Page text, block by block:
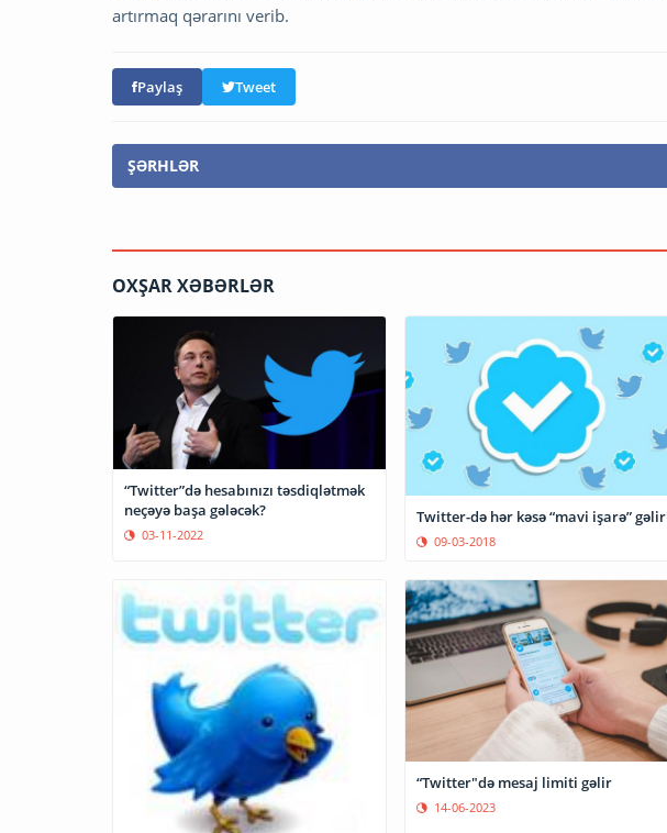
artırmaq qərarını verib.
Paylaş Tweet
ŞƏRHLƏR
OXŞAR XƏBƏRLƏR
“Twitter”də hesabınızı təsdiqlətmək
neçəyə başa gələcək?
03-11-2022
Twitter-də hər kəsə “mavi işarə” gəlir
09-03-2018
“Twitter"də mesaj limiti gəlir
14-06-2023